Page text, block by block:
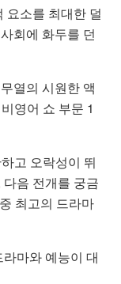
요소를 최대한 덜
회에 화두를 던
열의 시원한 액
영어 쇼 부문 1
고 오락성이 뛰
음 전개를 궁금
최고의 드라마
마와 예능이 대